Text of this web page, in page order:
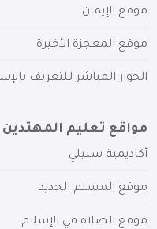
موقع الإيمان
موقع المعجزة الأخيرة
الحوار المباشر للتعريف
مواقع تعليم المهتدين
أكاديمية سبيلي
موقع المسلم الجديد
موقع الصلاة في الإسلام